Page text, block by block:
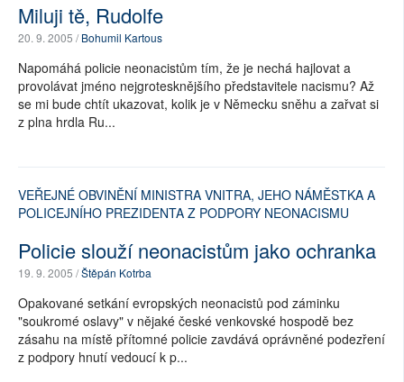
Miluji tě, Rudolfe
20. 9. 2005 /Bohumil Kartous
Napomáhá policie neonacistům tím, že je nechá hajlovat a
provolávat jméno nejgrotesknějšího představitele nacismu? Až
se mi bude chtít ukazovat, kolik je v Německu sněhu a zařvat si
z plna hrdla Ru...
VEŘEJNÉ OBVINĚNÍ MINISTRA VNITRA, JEHO NÁMĚSTKA A
POLICEJNÍHO PREZIDENTA Z PODPORY NEONACISMU
Policie slouží neonacistům jako ochranka
19. 9. 2005 /Štěpán Kotrba
Opakované setkání evropských neonacistů pod záminku
"soukromé oslavy" v nějaké české venkovské hospodě bez
zásahu na místě přítomné policie zavdává oprávněné podezření
z podpory hnutí vedoucí k p...